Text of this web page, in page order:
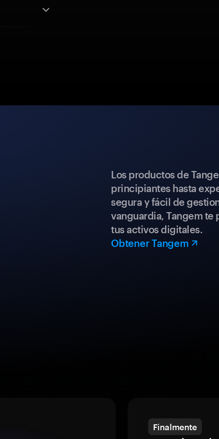
Los productos de
principiantes hasta
segura y fácil de
vanguardia, Tangem
tus activos digitales.
Obtener Tangem
Finalmente